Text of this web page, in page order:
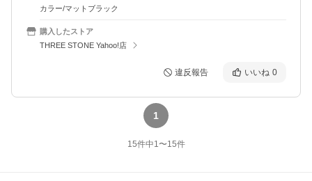
カラー/マットブラック
購入したストア
THREE STONE Yahoo!店
違反報告 いいね 0
1
15件中1〜15件